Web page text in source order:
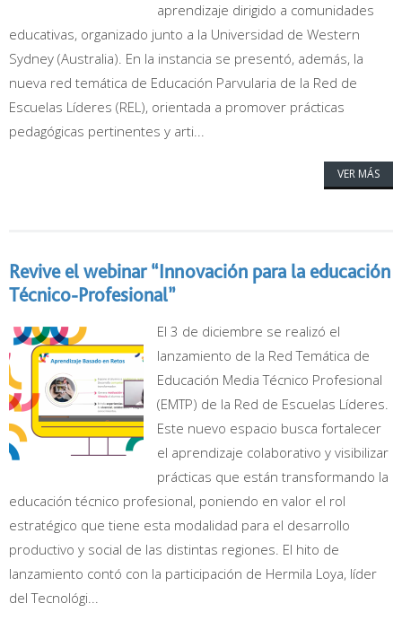
aprendizaje dirigido a comunidades
educativas, organizado junto a la Universidad de Western
Sydney (Australia). En la instancia se presentó, además, la
nueva red temática de Educación Parvularia de la Red de
Escuelas Líderes (REL), orientada a promover prácticas
pedagógicas pertinentes y arti...
VER MÁS
Revive el webinar “Innovación para la educación
Técnico-Profesional”
El 3 de diciembre se realizó el
lanzamiento de la Red Temática de
Educación Media Técnico Profesional
(EMTP) de la Red de Escuelas Líderes.
Este nuevo espacio busca fortalecer
el aprendizaje colaborativo y visibilizar
prácticas que están transformando la
educación técnico profesional, poniendo en valor el rol
estratégico que tiene esta modalidad para el desarrollo
productivo y social de las distintas regiones. El hito de
lanzamiento contó con la participación de Hermila Loya, líder
del Tecnológi...